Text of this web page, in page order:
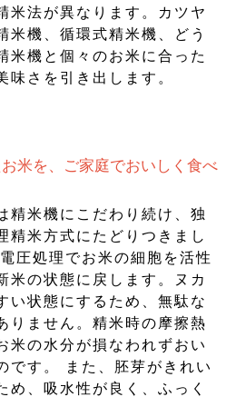
米法が異なります。カツヤ
米機、循環式精米機、どう
米機と個々のお米に合った
味さを引き出します。
お米を、ご家庭でおいしく食べ
精米機にこだわり続け、独
精米方式にたどりつきまし
圧処理でお米の細胞を活性
米の状態に戻します。ヌカ
い状態にするため、無駄な
りません。精米時の摩擦熱
米の水分が損なわれずおい
です。 また、胚芽がきれい
め、吸水性が良く、ふっく